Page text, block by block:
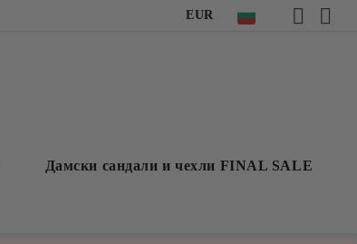
EUR
Дамски сандали и чехли FINAL SALE